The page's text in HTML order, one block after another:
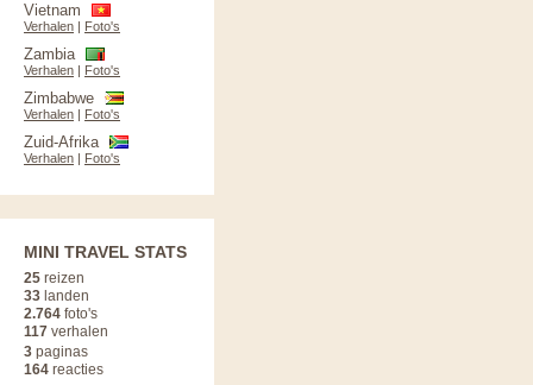
Vietnam
Verhalen | Foto's
Zambia
Verhalen | Foto's
Zimbabwe
Verhalen | Foto's
Zuid-Afrika
Verhalen | Foto's
MINI TRAVEL STATS
25 reizen
33 landen
2.764 foto's
117 verhalen
3 paginas
164 reacties